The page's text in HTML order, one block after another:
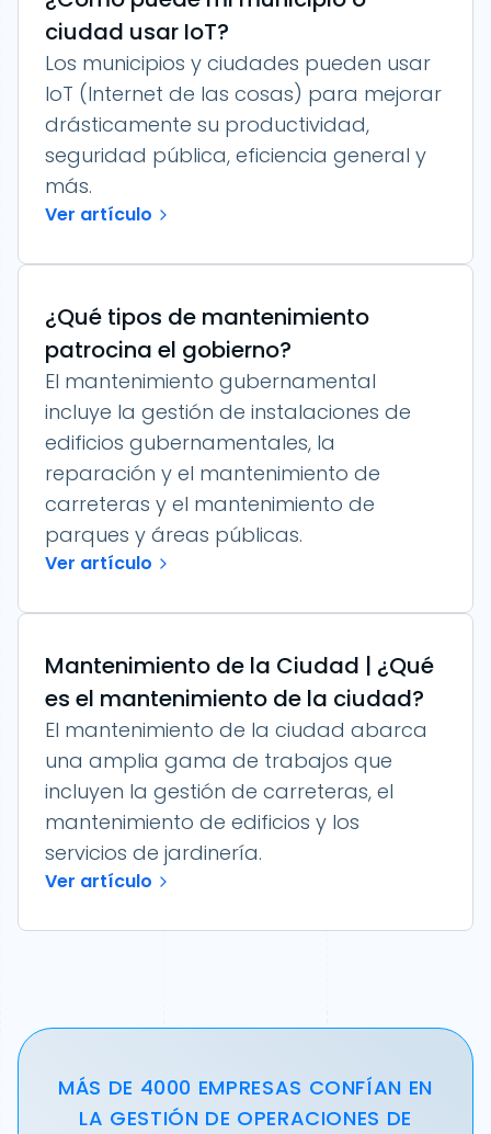
ciudad usar IoT?
Los municipios y ciudades pueden usar
IoT (Internet de las cosas) para mejorar
drásticamente su productividad,
seguridad pública, eficiencia general y
más.
Ver artículo
¿Qué tipos de mantenimiento
patrocina el gobierno?
El mantenimiento gubernamental
incluye la gestión de instalaciones de
edificios gubernamentales, la
reparación y el mantenimiento de
carreteras y el mantenimiento de
parques y áreas públicas.
Ver artículo
Mantenimiento de la Ciudad | ¿Qué
es el mantenimiento de la ciudad?
El mantenimiento de la ciudad abarca
una amplia gama de trabajos que
incluyen la gestión de carreteras, el
mantenimiento de edificios y los
servicios de jardinería.
Ver artículo
MÁS DE 4000 EMPRESAS CONFÍAN EN
LA GESTIÓN DE OPERACIONES DE